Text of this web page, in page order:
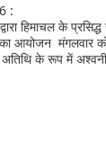
:
हिमाचल के
का आयोजन मंगलवार
के रूप में